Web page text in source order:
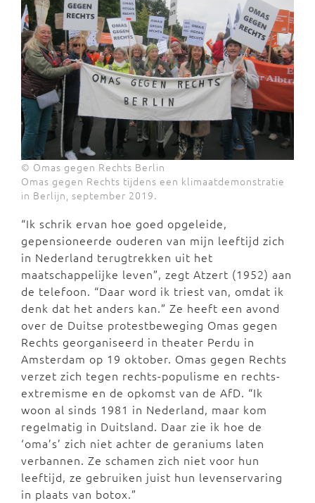
© Omas gegen Rechts Berlin
Omas gegen Rechts tijdens een klimaatdemonstratie
in Berlijn, september 2019.
“Ik schrik ervan hoe goed opgeleide,
gepensioneerde ouderen van mijn leeftijd zich
in Nederland terugtrekken uit het
maatschappelijke leven”, zegt Atzert (1952) aan
de telefoon. “Daar word ik triest van, omdat ik
denk dat het anders kan.” Ze heeft een avond
over de Duitse protestbeweging Omas gegen
Rechts georganiseerd in theater Perdu in
Amsterdam op 19 oktober. Omas gegen Rechts
verzet zich tegen rechts-populisme en rechts-
extremisme en de opkomst van de AfD. “Ik
woon al sinds 1981 in Nederland, maar kom
regelmatig in Duitsland. Daar zie ik hoe de
‘oma’s’ zich niet achter de geraniums laten
verbannen. Ze schamen zich niet voor hun
leeftijd, ze gebruiken juist hun levenservaring
in plaats van botox.”